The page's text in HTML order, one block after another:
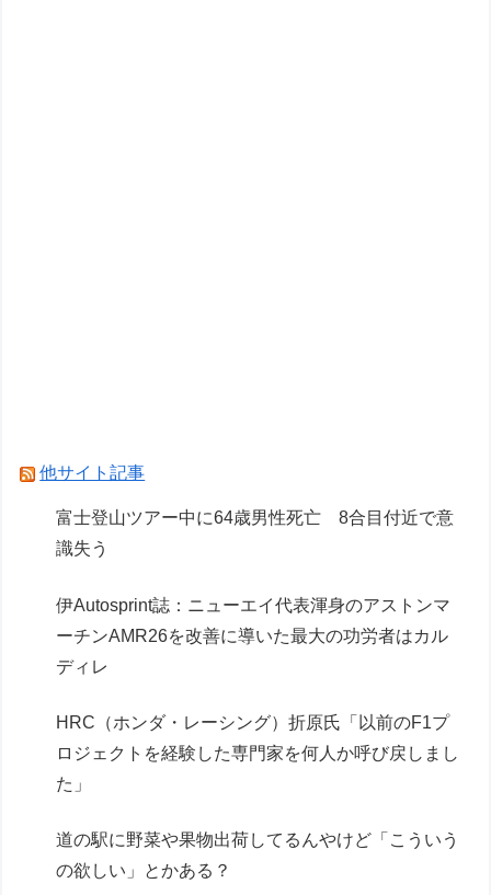
他サイト記事
富士登山ツアー中に64歳男性死亡 8合目付近で意
識失う
伊Autosprint誌：ニューエイ代表渾身のアストンマ
ーチンAMR26を改善に導いた最大の功労者はカル
ディレ
HRC（ホンダ・レーシング）折原氏「以前のF1プ
ロジェクトを経験した専門家を何人か呼び戻しまし
た」
道の駅に野菜や果物出荷してるんやけど「こういう
の欲しい」とかある？